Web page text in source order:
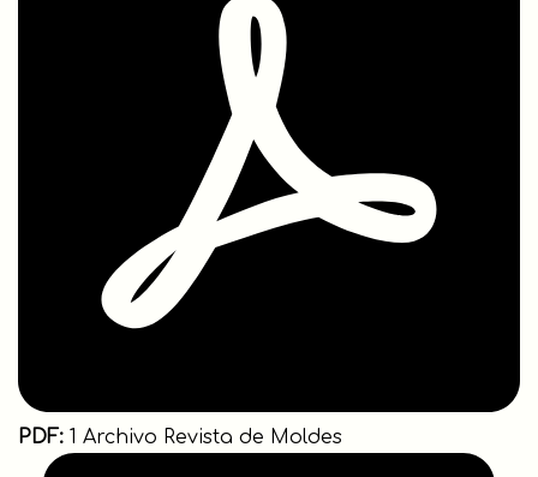
PDF: 1 Archivo Revista de Moldes